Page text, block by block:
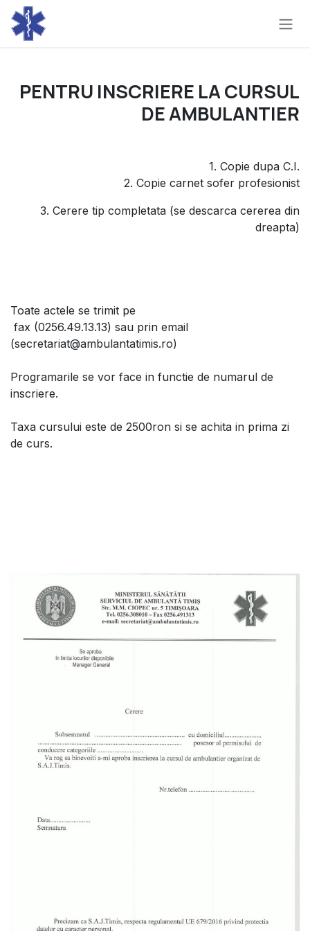
Skip to Content
PENTRU INSCRIERE LA CURSUL
DE AMBULANTIER
1. Copie dupa C.I.
2. Copie carnet sofer profesionist
3. Cerere tip completata (se descarca cererea din
dreapta)
Toate actele se trimit pe
fax (0256.49.13.13) sau prin email
(secretariat@ambulantatimis.ro)
Programarile se vor face in functie de numarul de
inscriere.
Taxa cursului este de 2500ron si se achita in prima zi
de curs.